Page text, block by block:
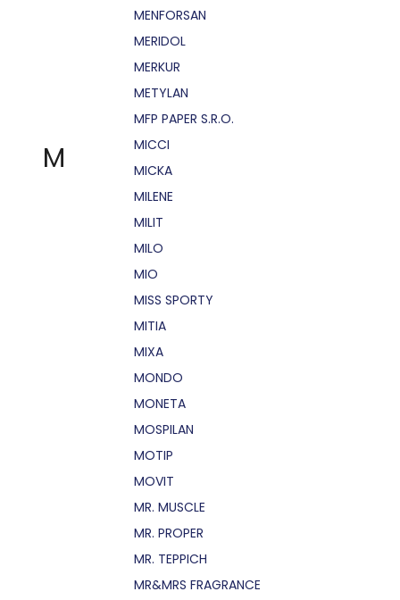
M
MENFORSAN
MERIDOL
MERKUR
METYLAN
MFP PAPER S.R.O.
MICCI
MICKA
MILENE
MILIT
MILO
MIO
MISS SPORTY
MITIA
MIXA
MONDO
MONETA
MOSPILAN
MOTIP
MOVIT
MR. MUSCLE
MR. PROPER
MR. TEPPICH
MR&MRS FRAGRANCE